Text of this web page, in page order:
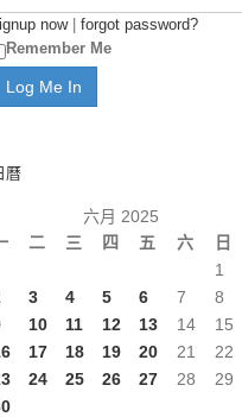
now| forgot password?
Remember Me
曆
六月 2025
二 三 四 五 六 日
1
3 4 5 6 7
8
10 11 12 13 14
15
17 18 19 20 21
22
24 25 26 27 28
29